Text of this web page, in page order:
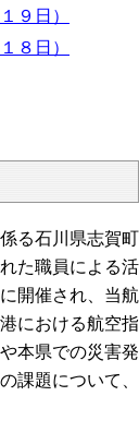
９日）
８日）
る石川県志賀町
た職員による活
開催され、当航
における航空指
本県での災害発
課題について、